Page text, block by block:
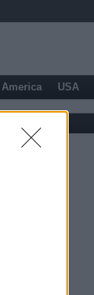
America USA